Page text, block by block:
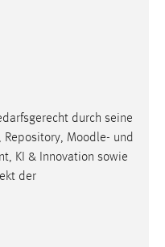
durch seine
Repository, Moodle- und
KI & Innovation sowie
der